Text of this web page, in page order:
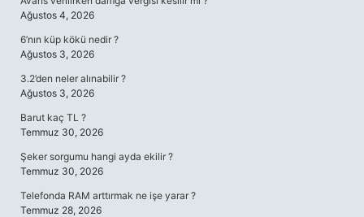
Ağustos 4, 2026
6’nın küp kökü nedir ?
Ağustos 3, 2026
3.2’den neler alınabilir ?
Ağustos 3, 2026
Barut kaç TL ?
Temmuz 30, 2026
Şeker sorgumu hangi ayda ekilir ?
Temmuz 30, 2026
Telefonda RAM arttırmak ne işe yarar ?
Temmuz 28, 2026